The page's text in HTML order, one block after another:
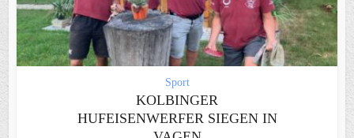
Sport
KOLBINGER
HUFEISENWERFER SIEGEN IN